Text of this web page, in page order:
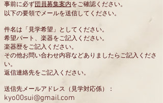
事前に必ず団員募集案内をご確認ください。
以下の要領でメールを送信してください。
件名は「見学希望」としてください。
希望パート、楽器をご記入ください。
楽器歴をご記入ください。
その他お問い合わせ内容などありましたらご記入くださ
い。
返信連絡先をご記入ください。
送信先メールアドレス（見学対応係）：
kyo00sui@gmail.com